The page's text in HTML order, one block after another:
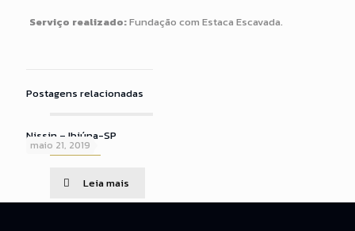
Serviço realizado:Fundação com Estaca Escavada.
Postagens relacionadas
maio 21, 2019
Nissin – Ibiúna-SP
Leia mais